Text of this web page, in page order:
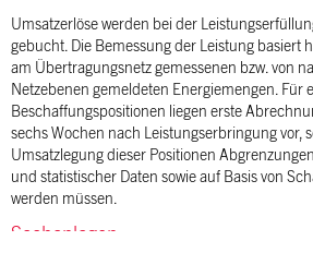
Umsatzerlöse werden bei der
gebucht. Die Bemessung der Leistung basiert
am Übertragungsnetz gemessenen bzw. von
Netzebenen gemeldeten Energiemengen. Für
Beschaffungspositionen liegen erste
sechs Wochen nach Leistungserbringung vor,
Umsatzlegung dieser Positionen
und statistischer Daten sowie auf Basis von
werden müssen.
Sachanlagen